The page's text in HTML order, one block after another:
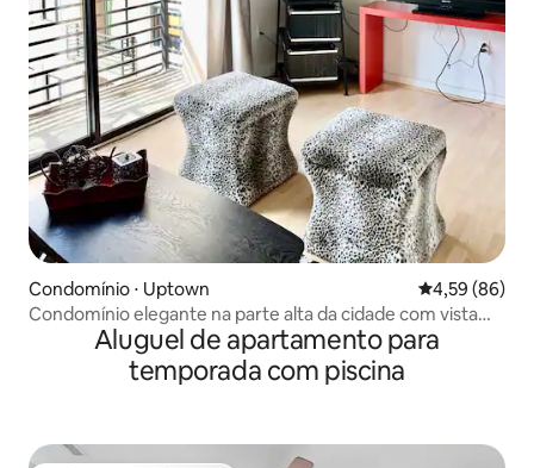
Condomínio ⋅ Uptown 4,59 de uma
4,59 (86)
Condomínio elegante na parte alta da cidade com vista
fantásticaAluguel de apartamento para
temporada com piscina